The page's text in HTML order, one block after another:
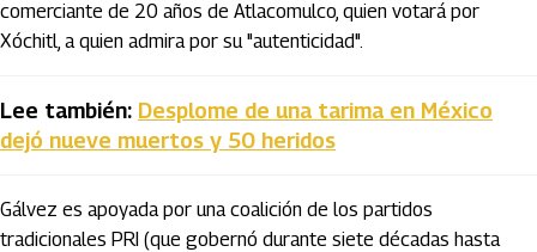
comerciante de 20 años de Atlacomulco, quien votará por
Xóchitl, a quien admira por su "autenticidad".
Lee también: Desplome de una tarima en México
dejó nueve muertos y 50 heridos
Gálvez es apoyada por una coalición de los partidos
tradicionales PRI (que gobernó durante siete décadas hasta